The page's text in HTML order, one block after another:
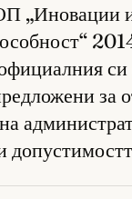
„Иновации
си
за